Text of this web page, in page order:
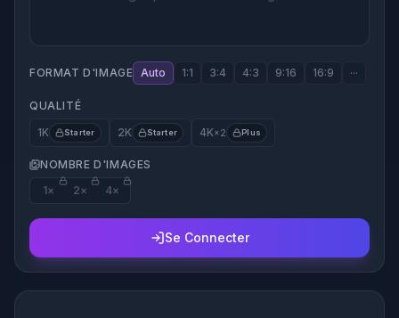
FORMAT D'IMAGE Auto 1:1 3:4 4:3 9:16 16:9 ···
QUALITÉ
1K
Starter 2K Starter 4K×2 Plus
NOMBRE D'IMAGES
1× 2× 4×
Se Connecter